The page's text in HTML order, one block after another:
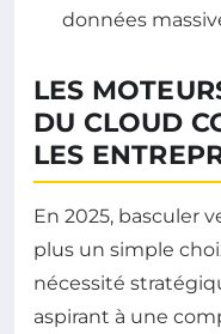
données
LES
DU CLOUD
LES
En 2025, basculer
plus un simple
nécessité
aspirant à une